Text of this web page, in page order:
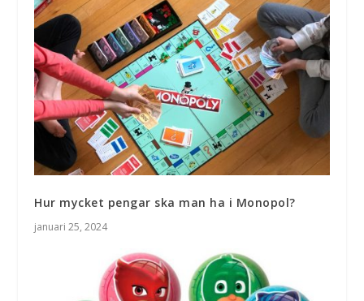
Hur mycket pengar ska man ha i Monopol?
januari 25, 2024